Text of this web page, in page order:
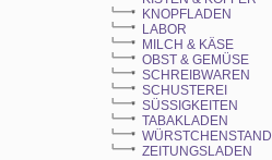
KNOPFLADEN
LABOR
MILCH & KÄSE
OBST & GEMÜSE
SCHREIBWAREN
SCHUSTEREI
SÜSSIGKEITEN
TABAKLADEN
WÜRSTCHENSTAND
ZEITUNGSLADEN